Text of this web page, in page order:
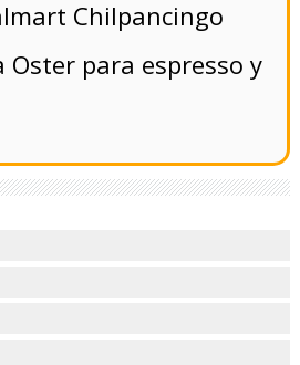
Chilpancingo
Oster para espresso y